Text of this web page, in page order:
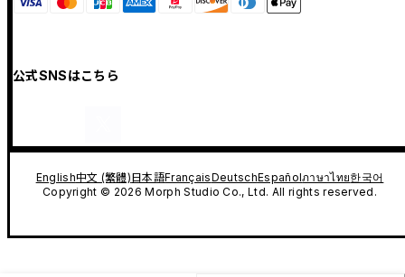
公式SNSはこちら
English中文 (繁體)日本語FrançaisDeutschEspañolภาษาไทย한국어
Copyright © 2026 Morph Studio Co., Ltd. All rights reserved.